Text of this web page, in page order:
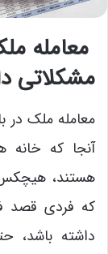
معامله
مشکلاتی
معامله ملک در
آنجا که خانه
هستند، هیچکس
که فردی قصد
داشته باشد،